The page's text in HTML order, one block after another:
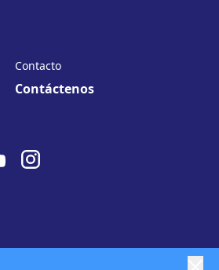
Contacto
Contáctenos